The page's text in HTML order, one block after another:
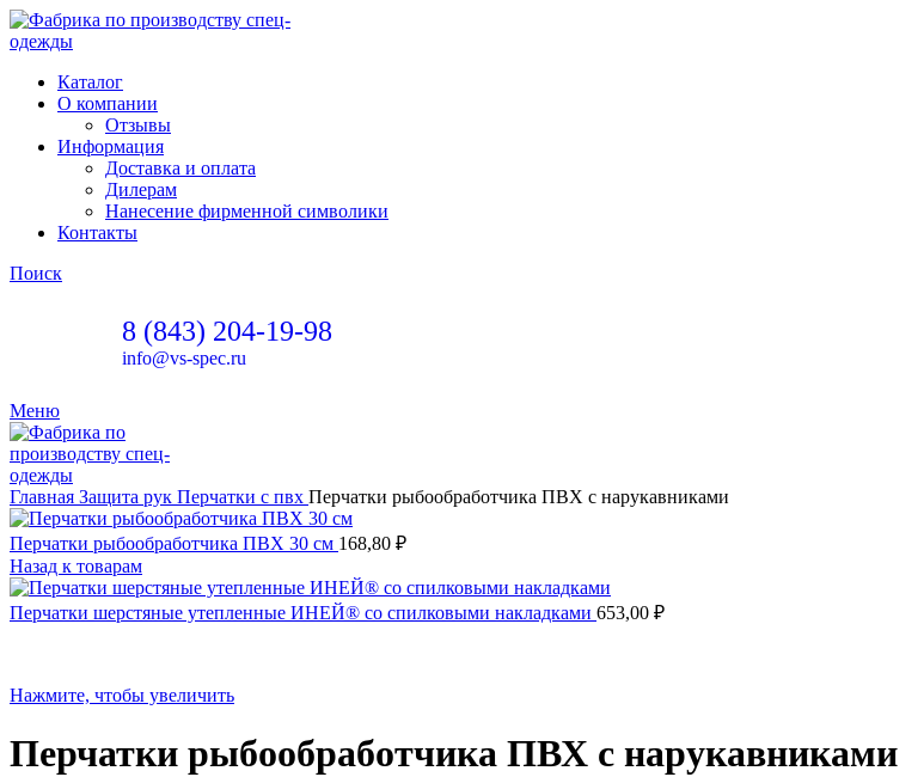
Каталог
О компании
Отзывы
Информация
Доставка и оплата
Дилерам
Нанесение фирменной символики
Контакты
Поиск
8 (843) 204-19-98
info@vs-spec.ru
Меню
Главная Защита рук Перчатки с пвх Перчатки рыбообработчика ПВХ с нарукавниками
Перчатки рыбообработчика ПВХ 30 см 168,80 ₽
Назад к товарам
Перчатки шерстяные утепленные ИНЕЙ® со спилковыми накладками 653,00 ₽
Нажмите, чтобы увеличить
Перчатки рыбообработчика ПВХ с нарукавниками